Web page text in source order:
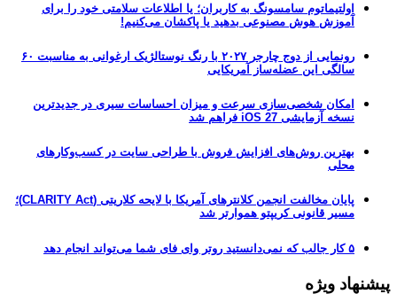
اولتیماتوم سامسونگ به کاربران؛ یا اطلاعات سلامتی خود را برای
آموزش هوش مصنوعی بدهید یا پاکشان می‌کنیم!
رونمایی از دوج چارجر ۲۰۲۷ با رنگ نوستالژیک ارغوانی به مناسبت ۶۰
سالگی این عضله‌ساز آمریکایی
امکان شخصی‌سازی سرعت و میزان احساسات سیری در جدیدترین
نسخه آزمایشی iOS 27 فراهم شد
بهترین روش‌های افزایش فروش با طراحی سایت در کسب‌وکارهای
محلی
پایان مخالفت انجمن کلانترهای آمریکا با لایحه کلاریتی (CLARITY Act)؛
مسیر قانونی کریپتو هموارتر شد
۵ کار جالب که نمی‌دانستید روتر وای فای شما می‌تواند انجام دهد
پیشنهاد ویژه